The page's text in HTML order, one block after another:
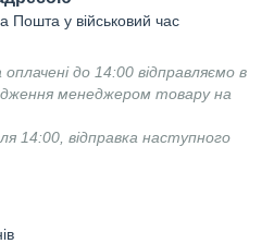
Пошта у військовий час
до 14:00 відправляємо в
менеджером товару на
14:00, відправка наступного